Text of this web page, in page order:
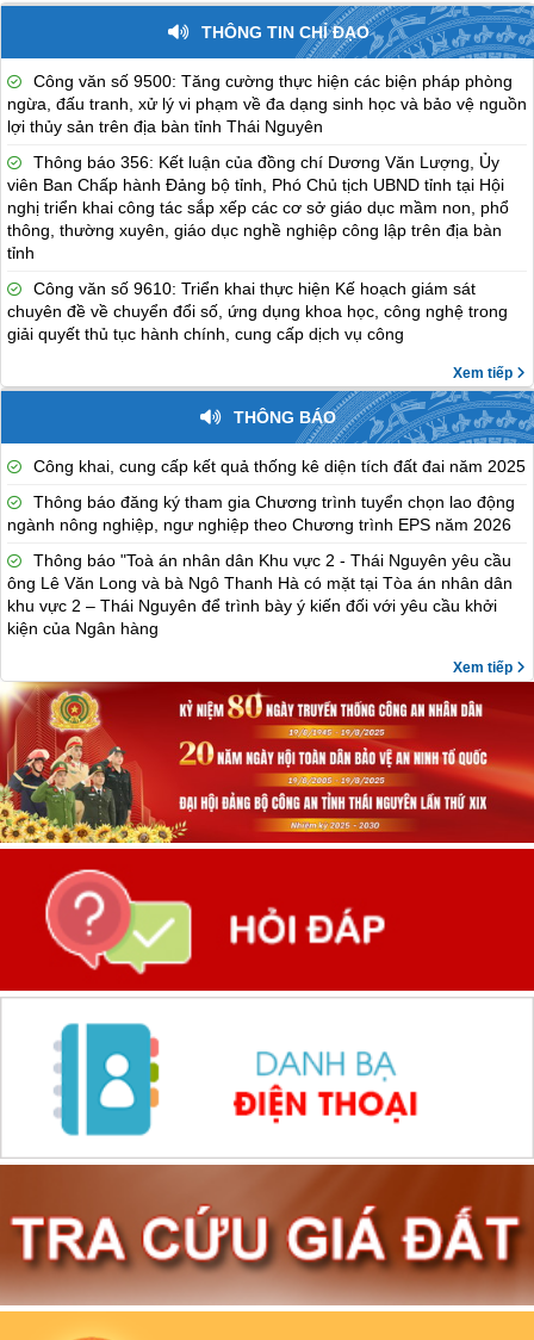
THÔNG TIN CHỈ ĐẠO
Công văn số 9500: Tăng cường thực hiện các biện pháp phòng
ngừa, đấu tranh, xử lý vi phạm về đa dạng sinh học và bảo vệ nguồn
lợi thủy sản trên địa bàn tỉnh Thái Nguyên
Thông báo 356: Kết luận của đồng chí Dương Văn Lượng, Ủy
viên Ban Chấp hành Đảng bộ tỉnh, Phó Chủ tịch UBND tỉnh tại Hội
nghị triển khai công tác sắp xếp các cơ sở giáo dục mầm non, phổ
thông, thường xuyên, giáo dục nghề nghiệp công lập trên địa bàn
tỉnh
Công văn số 9610: Triển khai thực hiện Kế hoạch giám sát
chuyên đề về chuyển đổi số, ứng dụng khoa học, công nghệ trong
giải quyết thủ tục hành chính, cung cấp dịch vụ công
Xem tiếp
THÔNG BÁO
Công khai, cung cấp kết quả thống kê diện tích đất đai năm 2025
Thông báo đăng ký tham gia Chương trình tuyển chọn lao động
ngành nông nghiệp, ngư nghiệp theo Chương trình EPS năm 2026
Thông báo "Toà án nhân dân Khu vực 2 - Thái Nguyên yêu cầu
ông Lê Văn Long và bà Ngô Thanh Hà có mặt tại Tòa án nhân dân
khu vực 2 – Thái Nguyên để trình bày ý kiến đối với yêu cầu khởi
kiện của Ngân hàng
Xem tiếp